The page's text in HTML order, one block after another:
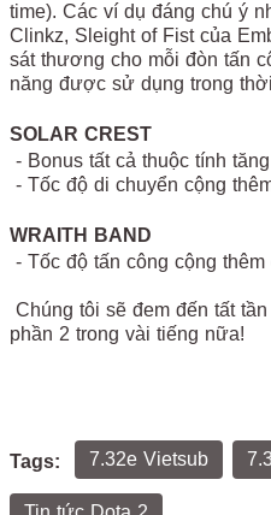
time). Các ví dụ đáng chú ý
Clinkz, Sleight of Fist của
sát thương cho mỗi đòn tấn
năng được sử dụng trong
SOLAR CREST
- Bonus tất cả thuộc tính
- Tốc độ di chuyển cộng
WRAITH BAND
- Tốc độ tấn công cộng
Chúng tôi sẽ đem đến tất
phần 2 trong vài tiếng nữa!
Tags: 7.32e Vietsub